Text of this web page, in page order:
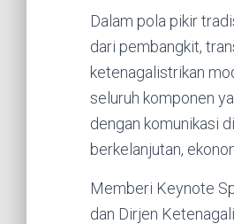
Dalam pola pikir
dari pembangkit,
ketenagalistrikan
seluruh komponen
dengan komunikasi
berkelanjutan,
Memberi Keynote
dan Dirjen